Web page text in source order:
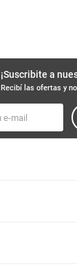
¡Suscribite a
Recibí las ofertas y